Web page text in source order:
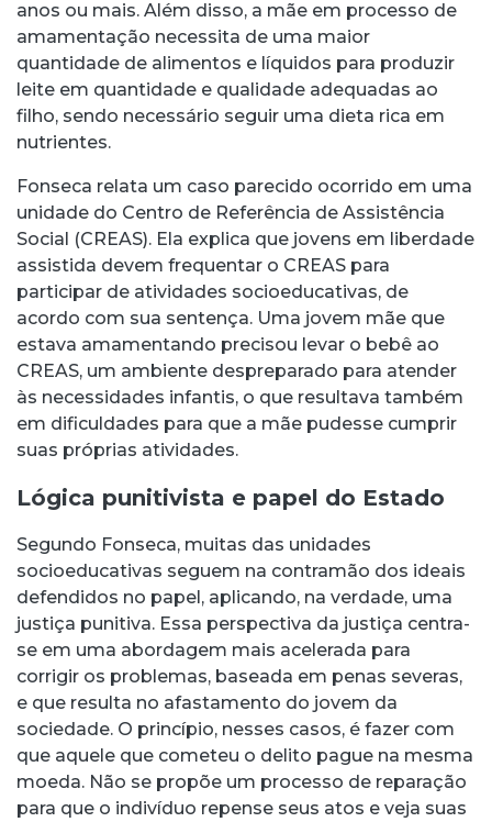
anos ou mais. Além disso, a mãe em processo de
amamentação necessita de uma maior
quantidade de alimentos e líquidos para produzir
leite em quantidade e qualidade adequadas ao
filho, sendo necessário seguir uma dieta rica em
nutrientes.
Fonseca relata um caso parecido ocorrido em uma
unidade do Centro de Referência de Assistência
Social (CREAS). Ela explica que jovens em liberdade
assistida devem frequentar o CREAS para
participar de atividades socioeducativas, de
acordo com sua sentença. Uma jovem mãe que
estava amamentando precisou levar o bebê ao
CREAS, um ambiente despreparado para atender
às necessidades infantis, o que resultava também
em dificuldades para que a mãe pudesse cumprir
suas próprias atividades.
Lógica punitivista e papel do Estado
Segundo Fonseca, muitas das unidades
socioeducativas seguem na contramão dos ideais
defendidos no papel, aplicando, na verdade, uma
justiça punitiva. Essa perspectiva da justiça centra-
se em uma abordagem mais acelerada para
corrigir os problemas, baseada em penas severas,
e que resulta no afastamento do jovem da
sociedade. O princípio, nesses casos, é fazer com
que aquele que cometeu o delito pague na mesma
moeda. Não se propõe um processo de reparação
para que o indivíduo repense seus atos e veja suas